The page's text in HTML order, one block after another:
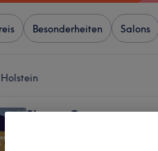
Besonderheiten Salons
Sheroo Cut